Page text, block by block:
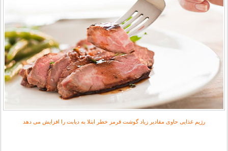
رژیم غذایی حاوی مقادیر زیاد گوشت قرمز خطر ابتلا به دیابت را افزایش می دهد